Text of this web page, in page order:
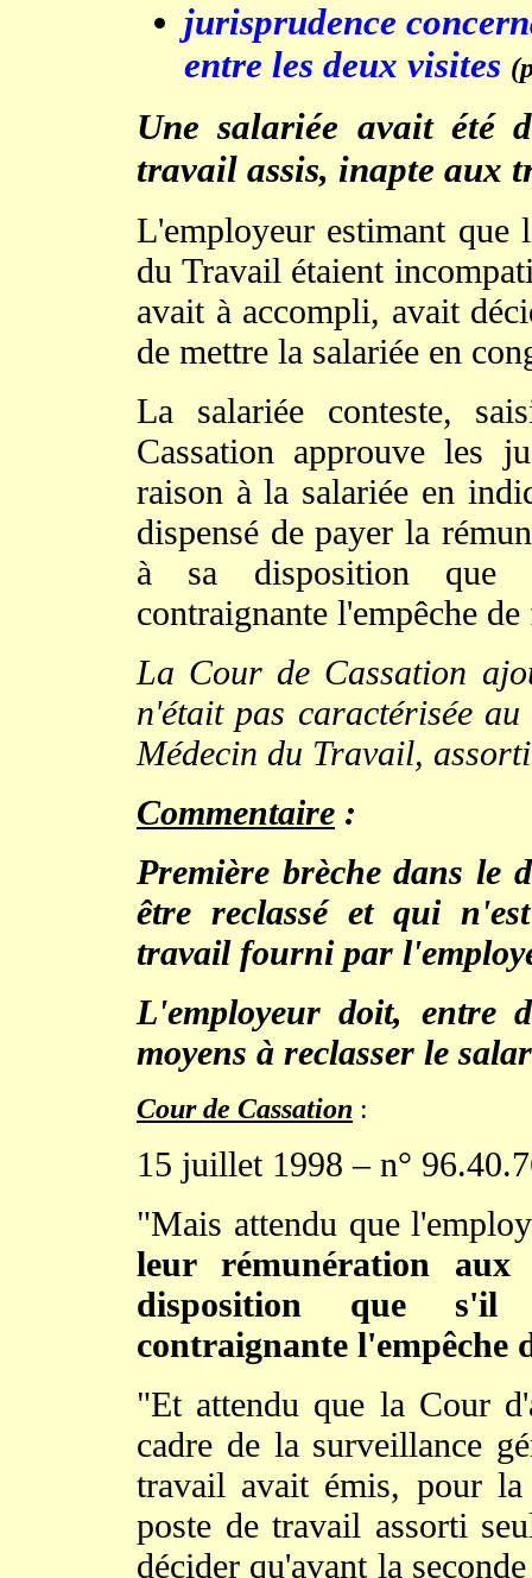
jurisprudence con
entre les deux visites
Une salariée avait été
travail assis, inapte aux
L'employeur estimant que
du Travail étaient
avait à accompli, avait
de mettre la salariée en
La salariée conteste,
Cassation approuve les
raison à la salariée en
dispensé de payer la
à sa disposition que
contraignante l'empêche
La Cour de Cassation
n'était pas caractérisée
Médecin du Travail,
Commentaire :
Première brèche dans le
être reclassé et qui
travail fourni par
L'employeur doit, entre
moyens à reclasser le
Cour de Cassation :
15 juillet 1998 – n°
"Mais attendu que
leur rémunération
disposition que s'il
contraignante
"Et attendu que la Cour
cadre de la surveillance
travail avait émis, pour
poste de travail assorti
décider qu'avant la